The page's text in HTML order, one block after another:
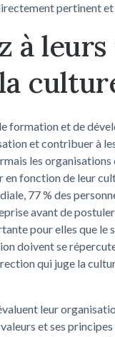
pertinent et
à leurs
formation et de
et contribuer à
les organisations
fonction de leur
77 % des
avant de
pour elles que le
doivent se
qui juge la
leur
et ses